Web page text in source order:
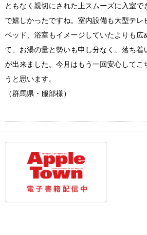
ともなく親切にされた上スムーズに入室で
で嬉しかったですね。室内設備も大型テレ
ベッド、浴室もイメージしていたよりも広
て、お湯の量と勢いも申し分なく、落ち着
が出来ました。今月はもう一回安心してこ
うと思います。
（群馬県・服部様）